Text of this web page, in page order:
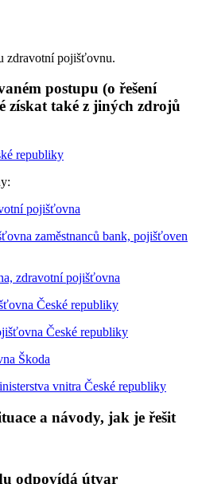
zdravotní pojišťovnu.
postupu (o řešení
získat také z jiných zdrojů
republiky
pojišťovna
zaměstnanců bank, pojišťoven
zdravotní pojišťovna
České republiky
České republiky
Škoda
vnitra České republiky
a návody, jak je řešit
odpovídá útvar